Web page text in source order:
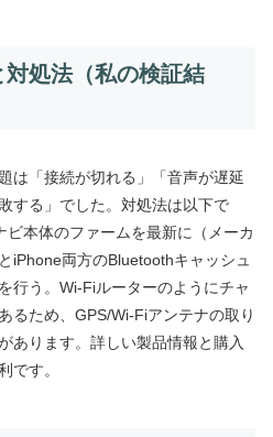
処法（私の検証結
は「接続が切れる」「音声が遅延
する」でした。対処法は以下で
本体のファームを最新に（メーカ
iPhone両方のBluetoothキャッシュ
行う。Wi‑Fiルーターのようにチャ
るため、GPS/Wi‑Fiアンテナの取り
あります。詳しい製品情報と購入
です。